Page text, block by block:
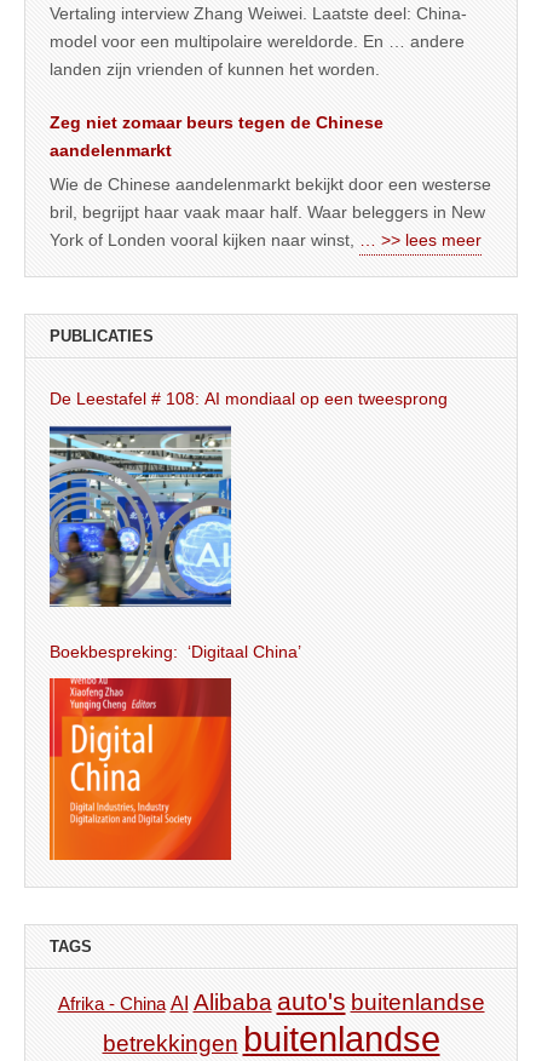
Vertaling interview Zhang Weiwei. Laatste deel: China-
model voor een multipolaire wereldorde. En … andere
landen zijn vrienden of kunnen het worden.
Zeg niet zomaar beurs tegen de Chinese
aandelenmarkt
Wie de Chinese aandelenmarkt bekijkt door een westerse
bril, begrijpt haar vaak maar half. Waar beleggers in New
York of Londen vooral kijken naar winst,
… >> lees meer
PUBLICATIES
De Leestafel # 108: AI mondiaal op een tweesprong
Boekbespreking: ‘Digitaal China’
TAGS
Afrika - China AI Alibaba auto's buitenlandse
betrekkingen buitenlandse